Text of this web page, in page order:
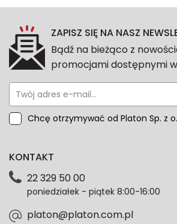
ZAPISZ SIĘ NA NASZ
Bądź na bieżąco z
promocjami dostępnymi
Chcę otrzymywać od Platon Sp. z
przeze mnie adres e-mail
dotyczące danych osobowych
każdym czasie. Wycofanie zgody
zgodność z prawem przetwarzania
KONTAKT
22 329 50 00
poniedziałek - piątek 8:00-16:00
platon@platon.com.pl